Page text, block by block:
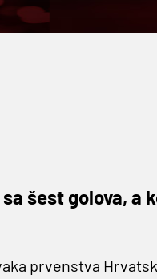
šest golova, a
prvenstva